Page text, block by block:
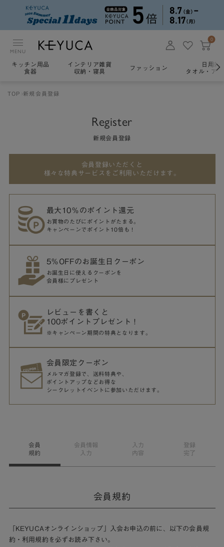
MENU
0
キッチン用品
食器
インテリア雑貨
収納・寝具
ファッション
日用雑
タオル・ア
TOP 新規会員登録
Register
新規会員登録
会員登録いただくと
様々な特典サービスをご利用いただけます。
最大10％のポイント還元
お買物のたびにポイントがたまる。
キャンペーンでポイント10倍も！
5％OFFのお誕生日クーポン
お誕生日に使えるクーポンを
会員様にプレゼント
レビューを書くと
100ポイントプレゼント！
※キャンペーン期間の特典となります。
会員限定クーポン
メルマガ登録で、送料特典や、
ポイントアップなどお得な
シークレットイベントに参加いただけます。
会員
規約
会員情報
入力
入力
内容
登録
完了
会員規約
「KEYUCAオンラインショップ」入会お申込の前に、以下の会員規
約・利用規約を必ずお読み下さい。